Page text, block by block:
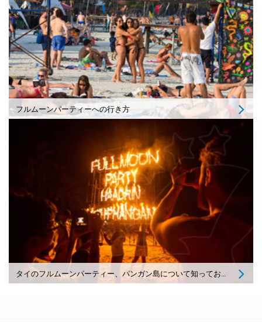
フルムーンパーティーへの行き方
タイのフルムーンパーティー、パンガン島について知っておくべきことすべて